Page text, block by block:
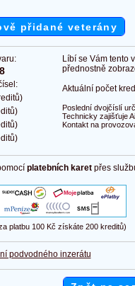
přidané veterány
Líbí se Vám tento
přednostně
Aktuální počet
Poslední dvojčíslí
Technicky zajišťuje
Kontakt na
platebních karet přes
platbu 100 Kč získáte 200 kreditů)
podvodného inzerátu